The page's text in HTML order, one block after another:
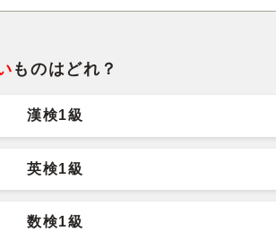
ものはどれ？
漢検1級
英検1級
数検1級